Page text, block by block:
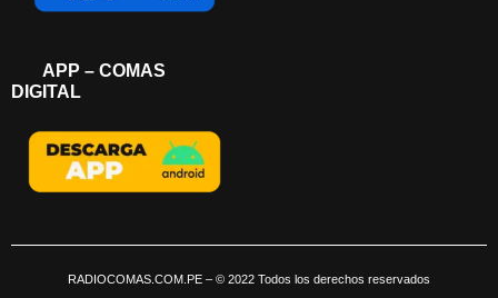
APP – COMAS
DIGITAL
RADIOCOMAS.COM.PE – © 2022 Todos los derechos reservados